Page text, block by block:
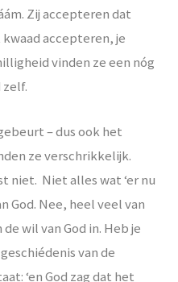
Zij accepteren dat
accepteren, je
vinden ze een nóg
– dus ook het
ze verschrikkelijk.
niet. Niet alles wat ‘er nu
God. Nee, heel veel van
wil van God in. Heb je
van de
‘en God zag dat het